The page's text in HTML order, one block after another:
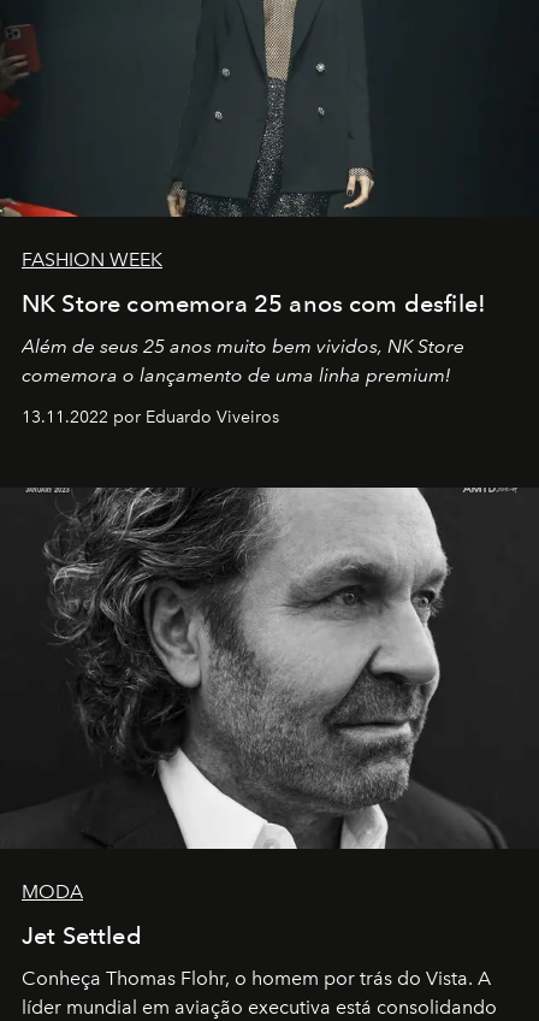
FASHION WEEK
NK Store comemora 25 anos com desfile!
Além de seus 25 anos muito bem vividos, NK Store
comemora o lançamento de uma linha premium!
13.11.2022 por Eduardo Viveiros
MODA
Jet Settled
Conheça Thomas Flohr, o homem por trás do Vista. A
líder mundial em aviação executiva está consolidando